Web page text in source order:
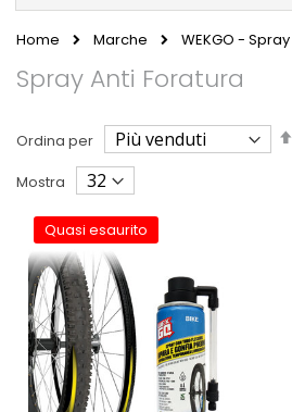
Home Marche WEKGO -
Spray Anti Foratura
Ordina per
Mostra
Quasi esaurito